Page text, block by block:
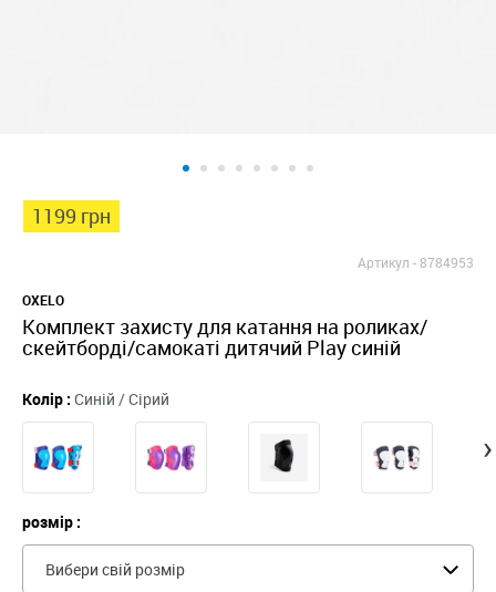
1199 грн
Артикул -8784953
OXELO
Комплект захисту для катання на роликах/
скейтборді/самокаті дитячий Play синій
Колір : Синій / Сірий
›
розмір :
Вибери свій розмір